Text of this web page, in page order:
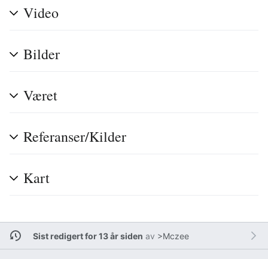
Video
Bilder
Været
Referanser/Kilder
Kart
Sist redigert for 13 år siden av >Mczee